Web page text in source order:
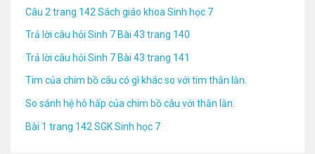
Câu 2 trang 142 Sách giáo khoa Sinh học 7
Trả lời câu hỏi Sinh 7 Bài 43 trang 140
Trả lời câu hỏi Sinh 7 Bài 43 trang 141
Tim của chim bồ câu có gì khác so với tim thằn lằn.
So sánh hệ hô hấp của chim bồ câu với thằn lằn.
Bài 1 trang 142 SGK Sinh học 7